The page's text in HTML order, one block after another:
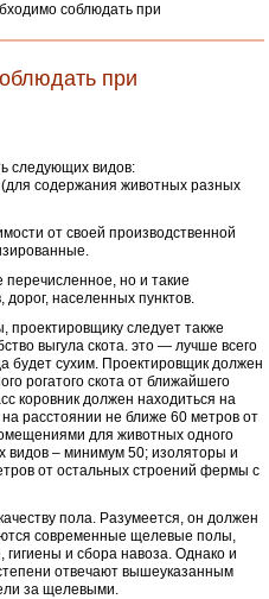
соблюдать при
при
следующих видов:
содержания животных разных
от своей производственной
перечисленное, но и такие
населенных пунктов.
следует также
выгула скота. это — лучше всего
будет сухим. Проектировщик должен
рогатого скота от ближайшего
коровник должен находиться на
расстоянии не ближе 60 метров от
для животных одного
видов – минимум 50; изоляторы и
от остальных строений фермы с
пола. Разумеется, он должен
современные щелевые полы,
и сбора навоза. Однако и
отвечают вышеуказанным
за щелевыми.